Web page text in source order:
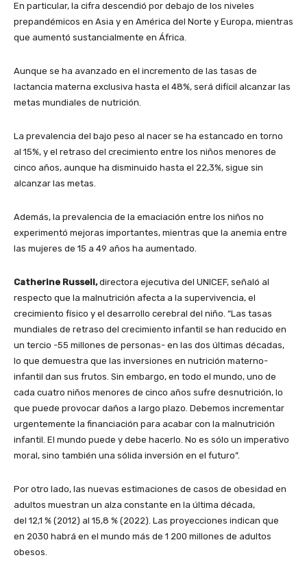
En particular, la cifra descendió por debajo de los niveles
prepandémicos en Asia y en América del Norte y Europa, mientras
que aumentó sustancialmente en África.
Aunque se ha avanzado en el incremento de las tasas de
lactancia materna exclusiva hasta el 48%, será difícil alcanzar las
metas mundiales de nutrición.
La prevalencia del bajo peso al nacer se ha estancado en torno
al 15%, y el retraso del crecimiento entre los niños menores de
cinco años, aunque ha disminuido hasta el 22,3%, sigue sin
alcanzar las metas.
Además, la prevalencia de la emaciación entre los niños no
experimentó mejoras importantes, mientras que la anemia entre
las mujeres de 15 a 49 años ha aumentado.
Catherine Russell,directora ejecutiva del UNICEF, señaló al
respecto que la malnutrición afecta a la supervivencia, el
crecimiento físico y el desarrollo cerebral del niño. “Las tasas
mundiales de retraso del crecimiento infantil se han reducido en
un tercio -55 millones de personas- en las dos últimas décadas,
lo que demuestra que las inversiones en nutrición materno-
infantil dan sus frutos. Sin embargo, en todo el mundo, uno de
cada cuatro niños menores de cinco años sufre desnutrición, lo
que puede provocar daños a largo plazo. Debemos incrementar
urgentemente la financiación para acabar con la malnutrición
infantil. El mundo puede y debe hacerlo. No es sólo un imperativo
moral, sino también una sólida inversión en el futuro”.
Por otro lado, las nuevas estimaciones de casos de obesidad en
adultos muestran un alza constante en la última década,
del 12,1 % (2012) al 15,8 % (2022). Las proyecciones indican que
en 2030 habrá en el mundo más de 1 200 millones de adultos
obesos.